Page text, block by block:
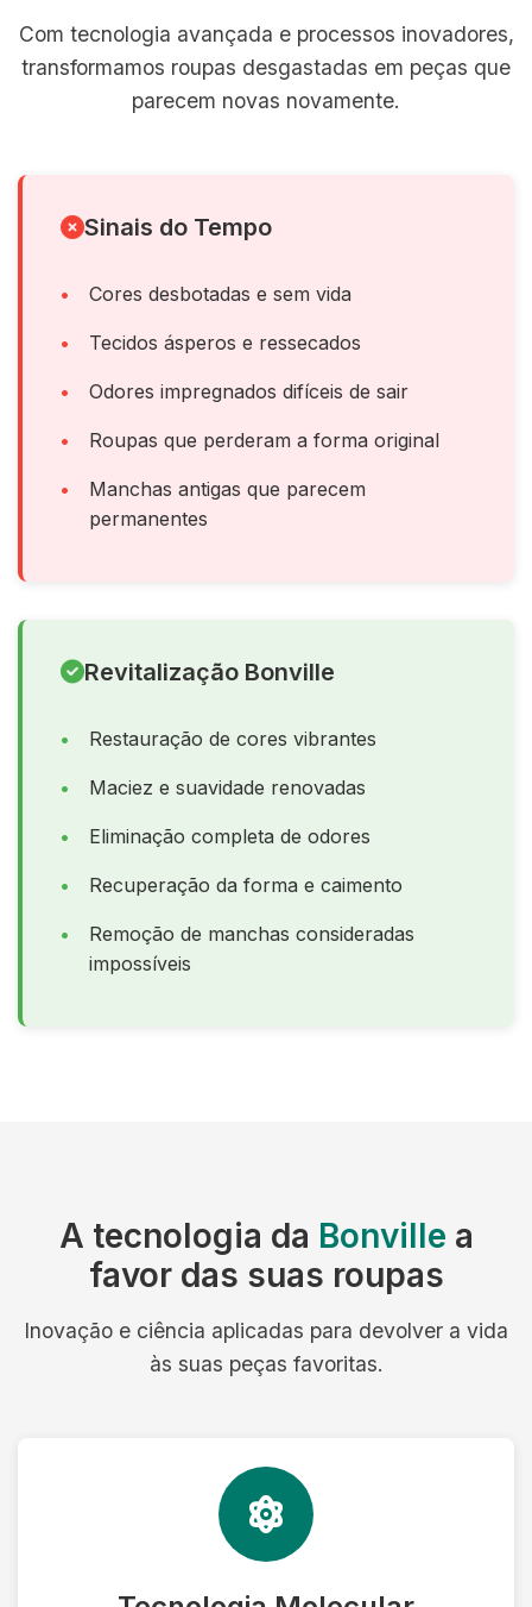
Com tecnologia avançada e processos inovadores,
transformamos roupas desgastadas em peças que
parecem novas novamente.
Sinais do Tempo
Cores desbotadas e sem vida
Tecidos ásperos e ressecados
Odores impregnados difíceis de sair
Roupas que perderam a forma original
Manchas antigas que parecem
permanentes
Revitalização Bonville
Restauração de cores vibrantes
Maciez e suavidade renovadas
Eliminação completa de odores
Recuperação da forma e caimento
Remoção de manchas consideradas
impossíveis
A tecnologia da Bonville a
favor das suas roupas
Inovação e ciência aplicadas para devolver a vida
às suas peças favoritas.